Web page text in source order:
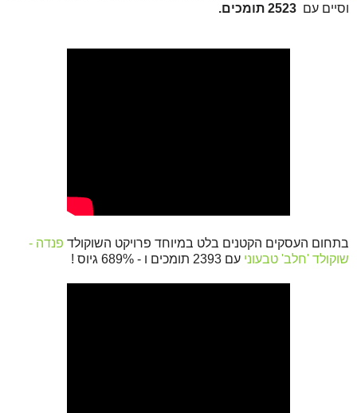
וסיים עם
בתחום העסקים הקטנים בלט במיוחד פרויקט השוקולד פנדה -
שוקולד 'חלב' טבעוני עם 2393 תומכים ו - 689% גיוס !